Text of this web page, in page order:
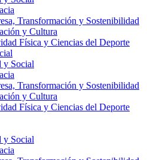
Transformación y Sostenibilidad
y Cultura
Física y Ciencias del Deporte
y Social
Transformación y Sostenibilidad
y Cultura
Física y Ciencias del Deporte
y Social